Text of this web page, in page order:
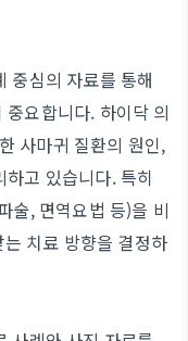
중심의 자료를 통해
요합니다. 하이닥 의
사마귀 질환의 원인,
고 있습니다. 특히
술, 면역요법 등)을 비
치료 방향을 결정하